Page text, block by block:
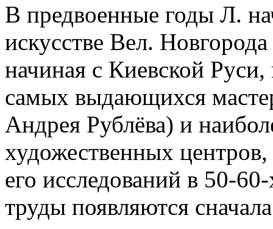
В предвоенные годы Л.
искусстве Вел.
начиная с Киевской
самых выдающихся
Андрея Рублёва) и
художественных
его исследований в 50-
труды появляются